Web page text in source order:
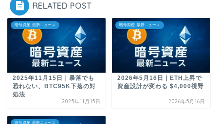
RELATED POST
暗号資産_最新ニュース
2025年11月15日｜暴落でも
恐れない、BTC95K下落の対
処法
2025年11月15日
暗号資産_最新ニュース
2026年5月16日｜ETH上昇で
資産設計が変わる $4,000視野
2026年5月16日
暗号資産_最新ニュース